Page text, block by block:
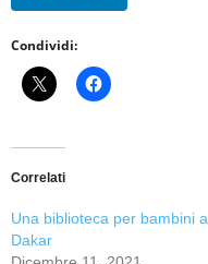
Condividi:
Correlati
Una biblioteca per bambini a
Dakar